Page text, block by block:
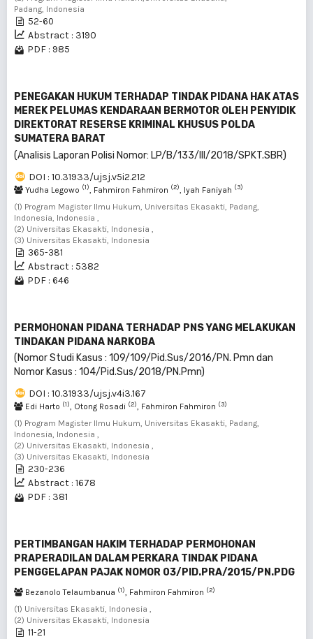
Padang, Indonesia
52-60
Abstract : 3190
PDF : 985
PENEGAKAN HUKUM TERHADAP TINDAK PIDANA HAK ATAS
MEREK PELUMAS KENDARAAN BERMOTOR OLEH PENYIDIK
DIREKTORAT RESERSE KRIMINAL KHUSUS POLDA
SUMATERA BARAT
(Analisis Laporan Polisi Nomor: LP/B/133/III/2018/SPKT.SBR)
DOI : 10.31933/ujsj.v5i2.212
Yudha Legowo (1) , Fahmiron Fahmiron (2) , Iyah Faniyah (3)
(1) Program Magister Ilmu Hukum, Universitas Ekasakti, Padang,
Indonesia, Indonesia ,
(2) Universitas Ekasakti, Indonesia ,
(3) Universitas Ekasakti, Indonesia
365-381
Abstract : 5382
PDF : 646
PERMOHONAN PIDANA TERHADAP PNS YANG MELAKUKAN
TINDAKAN PIDANA NARKOBA
(Nomor Studi Kasus : 109/109/Pid.Sus/2016/PN. Pmn dan
Nomor Kasus : 104/Pid.Sus/2018/PN.Pmn)
DOI : 10.31933/ujsj.v4i3.167
Edi Harto (1), Otong Rosadi (2), Fahmiron Fahmiron (3)
(1) Program Magister Ilmu Hukum, Universitas Ekasakti, Padang,
Indonesia, Indonesia ,
(2) Universitas Ekasakti, Indonesia ,
(3) Universitas Ekasakti, Indonesia
230-236
Abstract : 1678
PDF : 381
PERTIMBANGAN HAKIM TERHADAP PERMOHONAN
PRAPERADILAN DALAM PERKARA TINDAK PIDANA
PENGGELAPAN PAJAK NOMOR 03/PID.PRA/2015/PN.PDG
Bezanolo Telaumbanua (1), Fahmiron Fahmiron (2)
(1) Universitas Ekasakti, Indonesia ,
(2) Universitas Ekasakti, Indonesia
11-21